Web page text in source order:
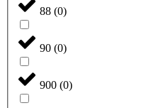
88 (0)
90 (0)
900 (0)